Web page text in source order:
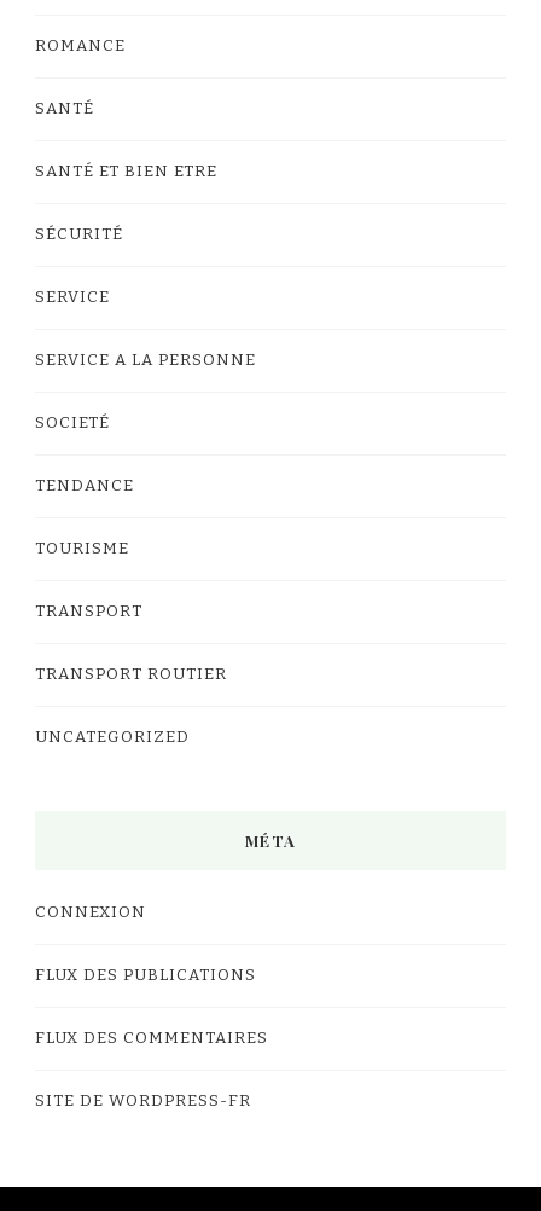
ROMANCE
SANTÉ
SANTÉ ET BIEN ETRE
SÉCURITÉ
SERVICE
SERVICE A LA PERSONNE
SOCIETÉ
TENDANCE
TOURISME
TRANSPORT
TRANSPORT ROUTIER
UNCATEGORIZED
MÉTA
CONNEXION
FLUX DES PUBLICATIONS
FLUX DES COMMENTAIRES
SITE DE WORDPRESS-FR